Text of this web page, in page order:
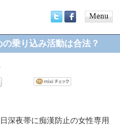
menu
乗り込み活動は合法？
深夜帯に痴漢防止の女性専用